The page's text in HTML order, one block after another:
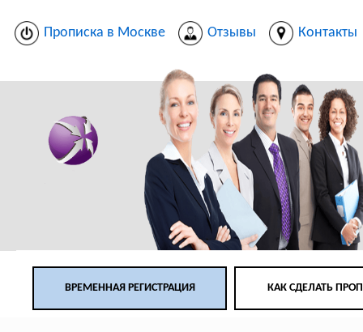
Прописка в Москве Отзывы Контакты
ВРЕМЕННАЯ РЕГИСТРАЦИЯ КАК СДЕЛАТЬ